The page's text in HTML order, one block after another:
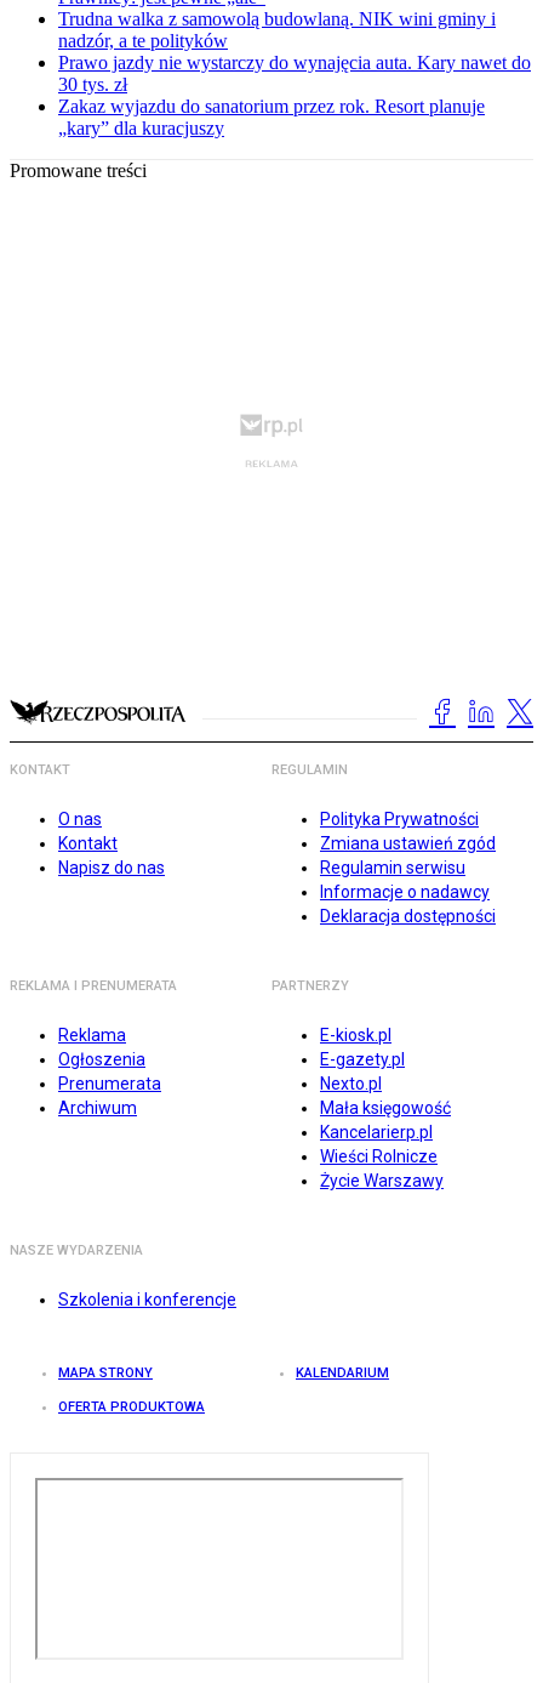
Trudna walka z samowolą budowlaną. NIK wini gminy i
nadzór, a te polityków
Prawo jazdy nie wystarczy do wynajęcia auta. Kary nawet do
30 tys. zł
Zakaz wyjazdu do sanatorium przez rok. Resort planuje
„kary” dla kuracjuszy
Promowane treści
KONTAKT
O nas
Kontakt
Napisz do nas
REGULAMIN
Polityka Prywatności
Zmiana ustawień zgód
Regulamin serwisu
Informacje o nadawcy
Deklaracja dostępności
REKLAMA I PRENUMERATA
Reklama
Ogłoszenia
Prenumerata
Archiwum
PARTNERZY
E-kiosk.pl
E-gazety.pl
Nexto.pl
Mała księgowość
Kancelarierp.pl
Wieści Rolnicze
Życie Warszawy
NASZE WYDARZENIA
Szkolenia i konferencje
MAPA STRONY KALENDARIUM
OFERTA PRODUKTOWA